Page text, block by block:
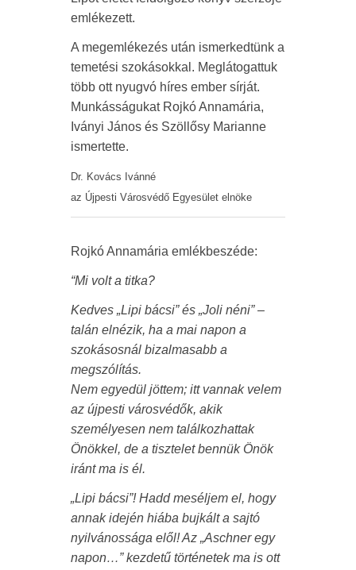
emlékezett.
A megemlékezés után ismerkedtünk a
temetési szokásokkal. Meglátogattuk
több ott nyugvó híres ember sírját.
Munkásságukat Rojkó Annamária,
Iványi János és Szöllősy Marianne
ismertette.
Dr. Kovács Ivánné
az Újpesti Városvédő Egyesület elnöke
Rojkó Annamária emlékbeszéde:
“Mi volt a titka?
Kedves „Lipi bácsi” és „Joli néni” –
talán elnézik, ha a mai napon a
szokásosnál bizalmasabb a
megszólítás.
Nem egyedül jöttem; itt vannak velem
az újpesti városvédők, akik
személyesen nem találkozhattak
Önökkel, de a tisztelet bennük Önök
iránt ma is él.
„Lipi bácsi”! Hadd meséljem el, hogy
annak idején hiába bujkált a sajtó
nyilvánossága elől! Az „Aschner egy
napon…” kezdetű történetek ma is ott